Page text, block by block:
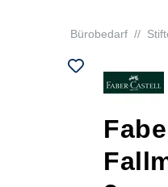
Bürobedarf //